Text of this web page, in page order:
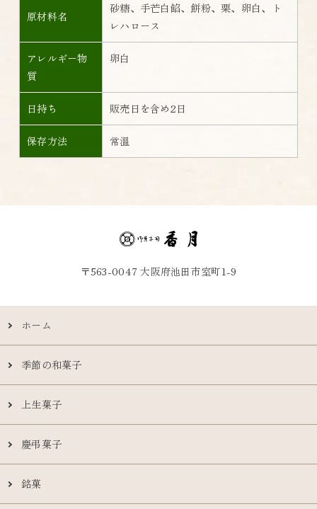
原材料名
砂糖、手芒白餡、餅粉、栗、卵白、ト
レハロース
アレルギー物
質
卵白
日持ち 販売日を含め2日
保存方法 常温
〒563-0047 大阪府池田市室町1-9
ホーム
季節の和菓子
上生菓子
慶弔菓子
銘菓